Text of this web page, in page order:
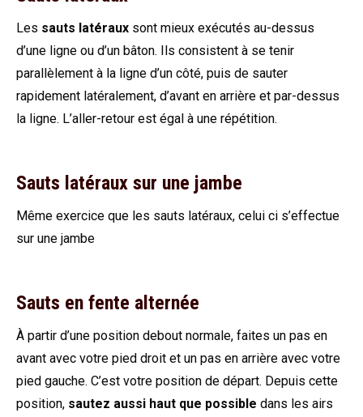
Les sauts latéraux sont mieux exécutés au-dessus
d’une ligne ou d’un bâton. Ils consistent à se tenir
parallèlement à la ligne d’un côté, puis de sauter
rapidement latéralement, d’avant en arrière et par-dessus
la ligne. L’aller-retour est égal à une répétition.
Sauts latéraux sur une jambe
Même exercice que les sauts latéraux, celui ci s’effectue
sur une jambe
Sauts en fente alternée
À partir d’une position debout normale, faites un pas en
avant avec votre pied droit et un pas en arrière avec votre
pied gauche. C’est votre position de départ. Depuis cette
position, sautez aussi haut que possible dans les airs